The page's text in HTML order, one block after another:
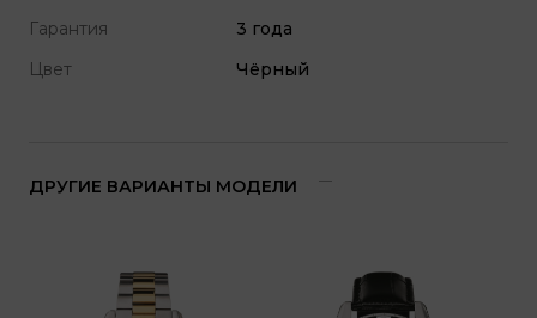
Гарантия
3 года
Цвет
Чёрный
ДРУГИЕ ВАРИАНТЫ МОДЕЛИ